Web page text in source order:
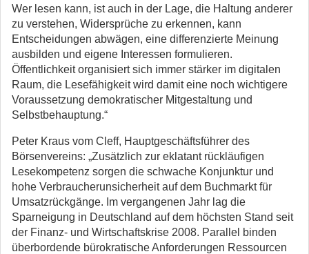
Wer lesen kann, ist auch in der Lage, die Haltung anderer
zu verstehen, Widersprüche zu erkennen, kann
Entscheidungen abwägen, eine differenzierte Meinung
ausbilden und eigene Interessen formulieren.
Öffentlichkeit organisiert sich immer stärker im digitalen
Raum, die Lesefähigkeit wird damit eine noch wichtigere
Voraussetzung demokratischer Mitgestaltung und
Selbstbehauptung.“
Peter Kraus vom Cleff, Hauptgeschäftsführer des
Börsenvereins: „Zusätzlich zur eklatant rückläufigen
Lesekompetenz sorgen die schwache Konjunktur und
hohe Verbraucherunsicherheit auf dem Buchmarkt für
Umsatzrückgänge. Im vergangenen Jahr lag die
Sparneigung in Deutschland auf dem höchsten Stand seit
der Finanz- und Wirtschaftskrise 2008. Parallel binden
überbordende bürokratische Anforderungen Ressourcen